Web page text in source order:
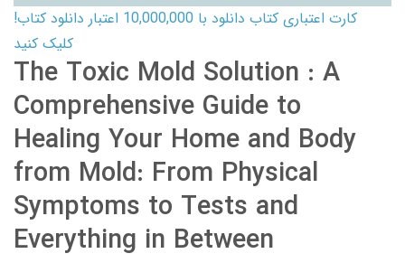
کارت اعتباری کتاب دانلود با 10,000,000 اعتبار دانلود کتاب!
کلیک کنید
The Toxic Mold Solution : A
Comprehensive Guide to
Healing Your Home and Body
from Mold: From Physical
Symptoms to Tests and
Everything in Between